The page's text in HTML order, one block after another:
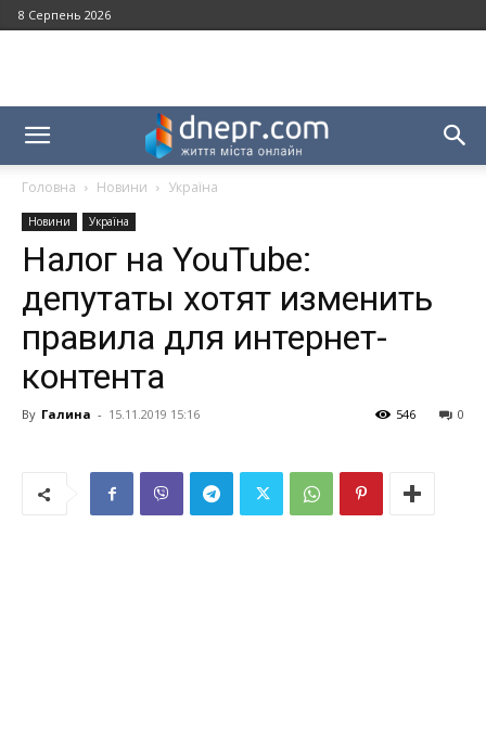
8 Серпень 2026
Головна Новини Україна
Новини Україна
Налог на YouTube:
депутаты хотят изменить
правила для интернет-
контента
By Галина - 15.11.2019 15:16 0
546